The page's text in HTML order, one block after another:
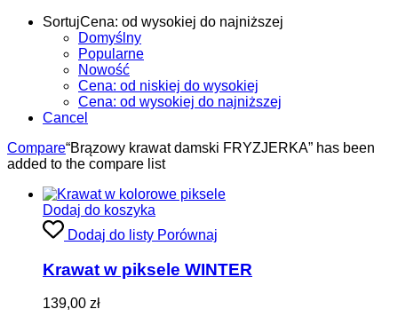
SortujCena: od wysokiej do najniższej
Domyślny
Popularne
Nowość
Cena: od niskiej do wysokiej
Cena: od wysokiej do najniższej
Cancel
Compare“Brązowy krawat damski FRYZJERKA” has been
added to the compare list
Dodaj do koszyka
Dodaj do listy Porównaj
Krawat w piksele WINTER
139,00 zł